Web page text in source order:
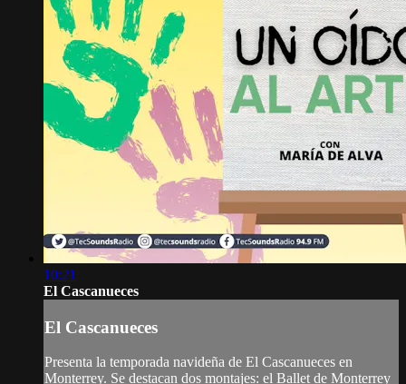
10:21
El Cascanueces
El Cascanueces
Presenta la temporada navideña de El Cascanueces en
Monterrey. Se destacan dos montajes: el Ballet de Monterrey